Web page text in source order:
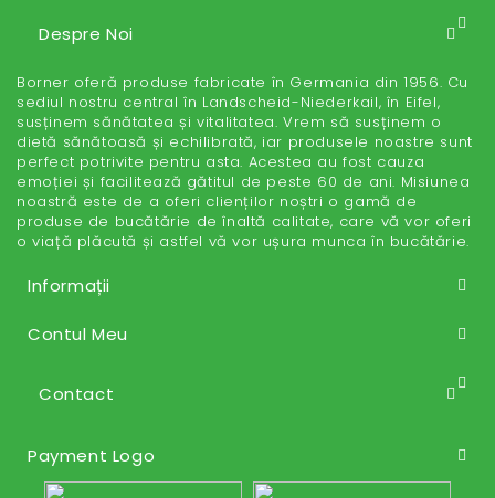
Despre Noi
Borner oferă produse fabricate în Germania din 1956. Cu
sediul nostru central în Landscheid-Niederkail, în Eifel,
susținem sănătatea și vitalitatea. Vrem să susținem o
dietă sănătoasă și echilibrată, iar produsele noastre sunt
perfect potrivite pentru asta. Acestea au fost cauza
emoției și facilitează gătitul de peste 60 de ani. Misiunea
noastră este de a oferi clienților noștri o gamă de
produse de bucătărie de înaltă calitate, care vă vor oferi
o viață plăcută și astfel vă vor ușura munca în bucătărie.
Informații
Contul Meu
Contact
Payment Logo